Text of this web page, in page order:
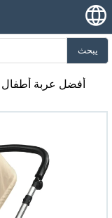
يبحث
أفضل عربة أطفال